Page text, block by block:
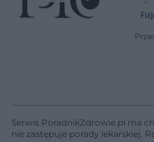
Serwis PoradnikZdrowie.pl ma
nie zastępuje porady lekarskiej.